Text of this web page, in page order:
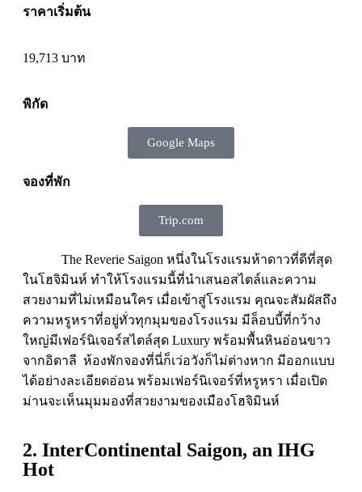
ราคาเริ่มต้น
19,713 บาท
พิกัด
Google Maps
จองที่พัก
Trip.com
The Reverie Saigon หนึ่งในโรงแรมห้าดาวที่ดีที่สุด
ในโฮจิมินห์ ทำให้โรงแรมนี้ที่นำเสนอสไตล์และความ
สวยงามที่ไม่เหมือนใคร เมื่อเข้าสู่โรงแรม คุณจะสัมผัสถึง
ความหรูหราที่อยู่ทั่วทุกมุมของโรงแรม มีล็อบบี้ที่กว้าง
ใหญ่มีเฟอร์นิเจอร์สไตล์สุด Luxury พร้อมพื้นหินอ่อนขาว
จากอิตาลี ห้องพักจองที่นี่ก็เว่อวังก็ไม่ต่างหาก มีออกแบบ
ได้อย่างละเอียดอ่อน พร้อมเฟอร์นิเจอร์ที่หรูหรา เมื่อเปิด
ม่านจะเห็นมุมมองที่สวยงามของเมืองโฮจิมินห์
2. InterContinental Saigon, an IHG
Hot